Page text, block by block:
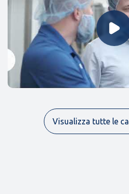
Visualizza tutte le